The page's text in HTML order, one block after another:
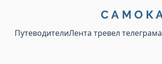
ПутеводителиЛента тревел телеграма